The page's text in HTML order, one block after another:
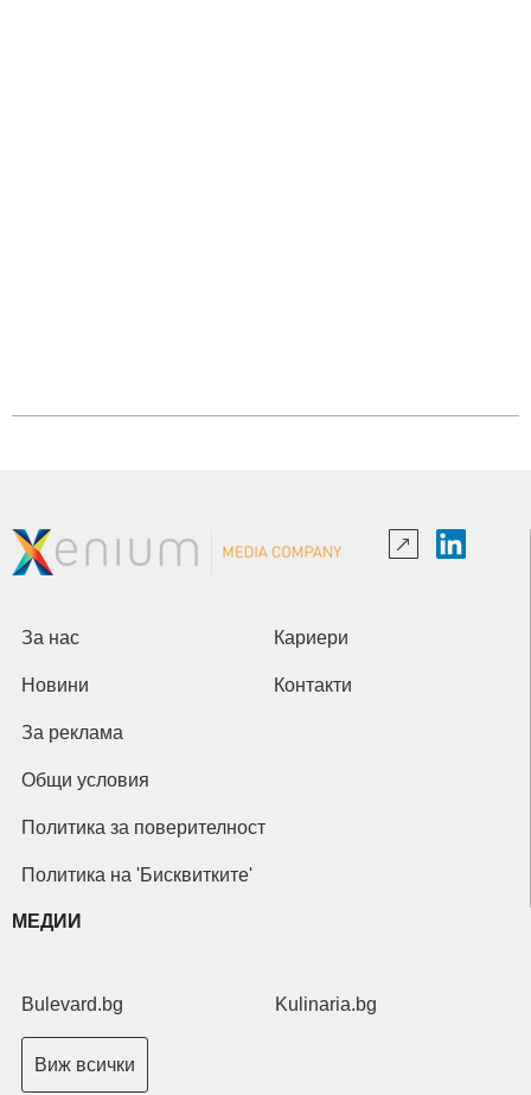
За нас Кариери
Новини Контакти
За реклама
Общи условия
Политика за поверителност
Политика на 'Бисквитките'
МЕДИИ
Bulevard.bg Kulinaria.bg
Виж всички